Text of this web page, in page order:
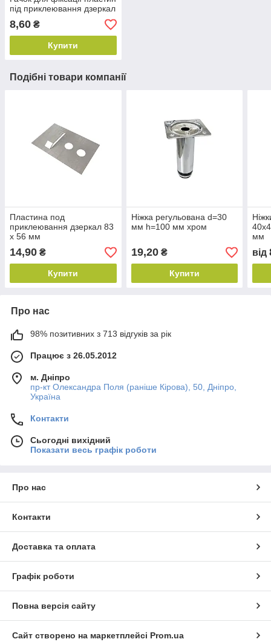
під приклеювання дзеркал
8,60 ₴
Купити
Подібні товари компанії
Пластина под
приклеювання дзеркал 83
х 56 мм
14,90 ₴
Купити
Ніжка регульована d=30
мм h=100 мм хром
19,20₴
Купити
мм
від
Про нас
98% позитивних з 713 відгуків за рік
Працює з 26.05.2012
м. Дніпро
пр-кт Олександра Поля (раніше Кірова), 50, Дніпро,
Україна
Контакти
Сьогодні вихідний
Показати весь графік роботи
Про нас
Контакти
Доставка та оплата
Графік роботи
Повна версія сайту
Сайт створено на маркетплейсі Prom.ua